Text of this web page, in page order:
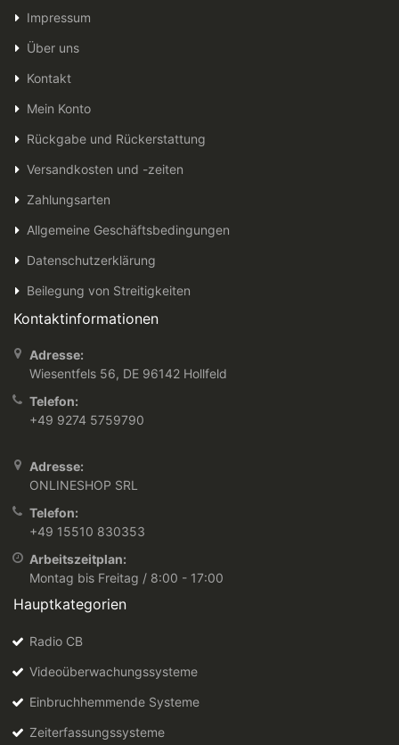
Impressum
Über uns
Kontakt
Mein Konto
Rückgabe und Rückerstattung
Versandkosten und -zeiten
Zahlungsarten
Allgemeine Geschäftsbedingungen
Datenschutzerklärung
Beilegung von Streitigkeiten
Kontaktinformationen
Adresse:
Wiesentfels 56, DE 96142 Hollfeld
Telefon:
+49 9274 5759790
Adresse:
ONLINESHOP SRL
Telefon:
+49 15510 830353
Arbeitszeitplan:
Montag bis Freitag / 8:00 - 17:00
Hauptkategorien
Radio CB
Videoüberwachungssysteme
Einbruchhemmende Systeme
Zeiterfassungssysteme